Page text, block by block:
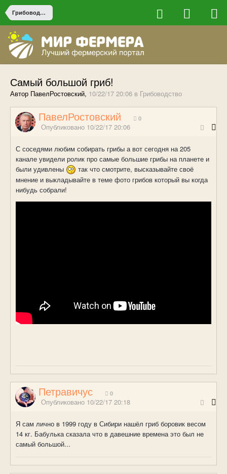
Грибоводство
Самый большой гриб!
Автор ПавелРостовский, 10/22/17 20:06 в Грибоводство
ПавелРостовский 0
Опубликовано 10/22/17 20:06
С соседями любим собирать грибы а вот сегодня на 205
канале увидели ролик про самые большие грибы на планете и
были удивлены
так что смотрите, высказывайте своё
мнение и выкладывайте в теме фото грибов который вы когда
нибудь собрали!
Петравичус 0
Опубликовано 10/22/17 20:18
Я сам лично в 1999 году в Сибири нашёл гриб боровик весом
14 кг. Бабулька сказала что в давешние времена это был не
самый большой...